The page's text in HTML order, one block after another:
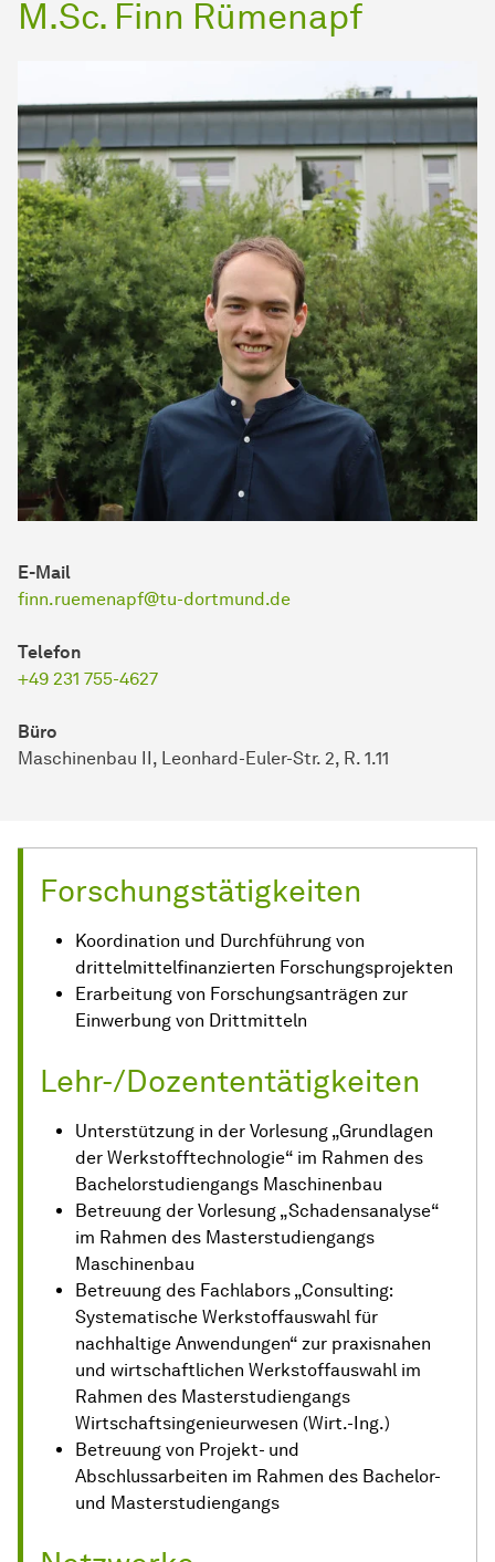
M.Sc. Finn Rümenapf
E-Mail
finn.ruemenapf@tu-dortmund.de
Telefon
+49 231 755-4627
Büro
Maschinenbau II, Leonhard-Euler-Str. 2, R. 1.11
Forschungstätigkeiten
Koordination und Durchführung von
drittelmittelfinanzierten Forschungsprojekten
Erarbeitung von Forschungsanträgen zur
Einwerbung von Drittmitteln
Lehr-/Dozententätigkeiten
Unterstützung in der Vorlesung „Grundlagen
der Werkstofftechnologie“ im Rahmen des
Bachelorstudiengangs Maschinenbau
Betreuung der Vorlesung „Schadensanalyse“
im Rahmen des Masterstudiengangs
Maschinenbau
Betreuung des Fachlabors „Consulting:
Systematische Werkstoffauswahl für
nachhaltige Anwendungen“ zur praxisnahen
und wirtschaftlichen Werkstoffauswahl im
Rahmen des Masterstudiengangs
Wirtschaftsingenieurwesen (Wirt.-Ing.)
Betreuung von Projekt- und
Abschlussarbeiten im Rahmen des Bachelor-
und Masterstudiengangs